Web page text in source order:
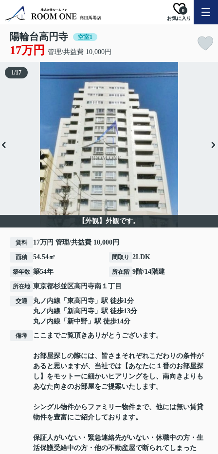
お気に入り
0
陽輪台高円寺 空室1
17万円 管理/共益費 10,000円
【外観】外観です。
1/17
賃料 17万円 管理/共益費 10,000円
面積 54.54㎡ 間取り 2LDK
築年数 築54年 所在階 9階/14階建
所在地 東京都杉並区高円寺南 １丁目
交通 丸ノ内線 「 東高円寺 」駅 徒歩1分
丸ノ内線 「 新高円寺 」駅 徒歩13分
丸ノ内線 「 新中野 」駅 徒歩14分
備考 ここまでご覧頂きありがとうございます。
お部屋探しの際には、皆さまそれぞれこだわりの条件が
あると思いますが、当社では【あなたに１番のお部屋探
し】をモットーに細かいヒアリングをし、南向きよりも
あなた向きのお部屋をご提案いたします。
シングル物件からファミリー物件まで、他には無い賃貸
物件を豊富にご紹介しております。
保証人がいない・緊急連絡先がいない・休職中の方・生
活保護受給中の方・他の不動産屋で断られてしまった